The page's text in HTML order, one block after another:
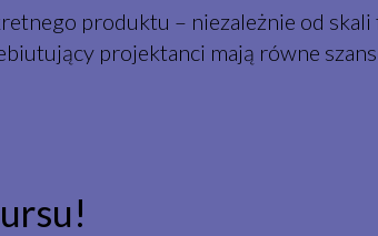
produktu – niezależnie od
projektanci mają równe